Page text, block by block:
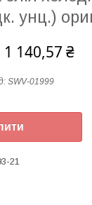
унц.)
1 140,57 ₴
SWV-01999
21